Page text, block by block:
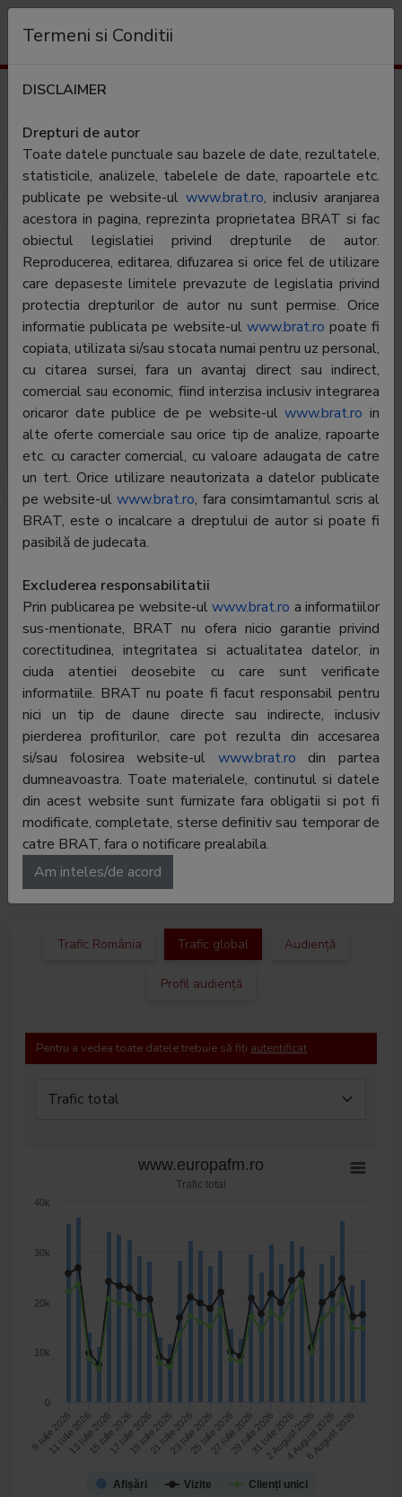
europafm.ro
Categorie:Muzica & Audio
EUROPAFM.RO este mai mult decat un site de radio!
Stirile care conteaza, o comunitate Club VIP Europa
FM unde ai parte de suprize zilnice, informatii
reactualizate din trafic, despre vreme si alte domenii
de interes. Ai forum, concursuri online, podcast si
posibilitatea de a asculta direct din browser Europa
FM.
Editor: Europe Developpement International - R SA
Contractor
Europe Developpement International - R SA
Director
general:
Zuzana Haskova
Reprezentant
Stefan Bursuc
Adresa
Bucuresti, Sos Pipera nr. 46D-46E-48, Oregon
Park, Cladirea B, parter, Sector 2
021-599.35.01; 0372-069.501
E-mail: stefan.bursuc@rrm.ro
Regie
Europe Developpement International - R SA
Departament
-
Trafic România Trafic global Audiență
Profil audiență
Pentru a vedea toate datele trebuie să fiți autentificat
www.europafm.ro
Trafic total
Afișări Vizite Clienți unici
9 Iulie 2026
11 Iulie 2026
13 Iulie 2026
15 Iulie 2026
17 Iulie 2026
19 Iulie 2026
21 Iulie 2026
23 Iulie 2026
25 Iulie 2026
27 Iulie 2026
29 Iulie 2026
31 Iulie 2026
2 August 2026
4 August 2026
6 August 2026
0
10k
20k
30k
40k
Termeni si Conditii
DISCLAIMER
Drepturi de autor
Toate datele punctuale sau bazele de date, rezultatele,
statisticile, analizele, tabelele de date, rapoartele etc.
publicate pe website-ul www.brat.ro, inclusiv aranjarea
acestora in pagina, reprezinta proprietatea BRAT si fac
obiectul legislatiei privind drepturile de autor.
Reproducerea, editarea, difuzarea si orice fel de utilizare
care depaseste limitele prevazute de legislatia privind
protectia drepturilor de autor nu sunt permise. Orice
informatie publicata pe website-ul www.brat.ro poate fi
copiata, utilizata si/sau stocata numai pentru uz personal,
cu citarea sursei, fara un avantaj direct sau indirect,
comercial sau economic, fiind interzisa inclusiv integrarea
oricaror date publice de pe website-ulwww.brat.ro in
alte oferte comerciale sau orice tip de analize, rapoarte
etc. cu caracter comercial, cu valoare adaugata de catre
un tert. Orice utilizare neautorizata a datelor publicate
pe website-ulwww.brat.ro, fara consimtamantul scris al
BRAT, este o incalcare a dreptului de autor si poate fi
pasibilă de judecata.
Excluderea responsabilitatii
Prin publicarea pe website-ulwww.brat.ro a informatiilor
sus-mentionate, BRAT nu ofera nicio garantie privind
corectitudinea, integritatea si actualitatea datelor, in
ciuda atentiei deosebite cu care sunt verificate
informatiile. BRAT nu poate fi facut responsabil pentru
nici un tip de daune directe sau indirecte, inclusiv
pierderea profiturilor, care pot rezulta din accesarea
si/sau folosirea website-ul www.brat.ro din partea
dumneavoastra. Toate materialele, continutul si datele
din acest website sunt furnizate fara obligatii si pot fi
modificate, completate, sterse definitiv sau temporar de
catre BRAT, fara o notificare prealabila.
Am inteles/de acord